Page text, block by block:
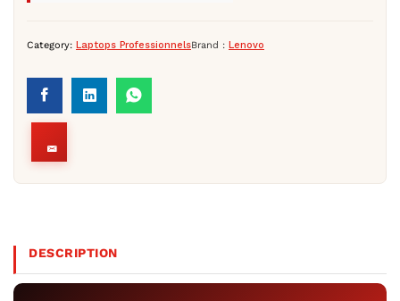
Category: Laptops ProfessionnelsBrand : Lenovo
DESCRIPTION